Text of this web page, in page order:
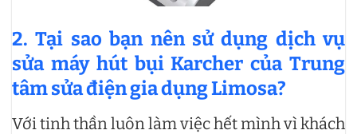
2. Tại sao bạn nên sử dụng dịch vụ
sửa máy hút bụi Karcher của Trung
tâm sửa điện gia dụng Limosa?
Với tinh thần luôn làm việc hết mình vì khách